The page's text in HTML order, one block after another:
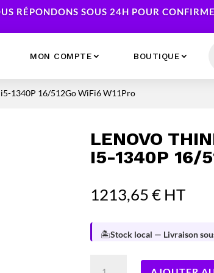
RÉPONDONS SOUS 24H POUR
MON COMPTE BOUTIQUE
1340P 16/512Go WiFi6 W11Pro
LENOVO
I5-1340P 16/
1213,65€ HT
🏝️Stock local — Livraison
Caméras & Sécurité
Réseau
Onduleurs